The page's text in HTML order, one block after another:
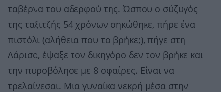
ταβέρνα του αδερφού της. Ώσπου ο σύζυγός
της ταξιτζής 54 χρόνων σηκώθηκε, πήρε ένα
πιστόλι (αλήθεια που το βρήκε;), πήγε στη
Λάρισα, έψαξε τον δικηγόρο δεν τον βρήκε και
την πυροβόλησε με 8 σφαίρες. Είναι να
τρελαίνεσαι. Μια γυναίκα νεκρή μέσα στην